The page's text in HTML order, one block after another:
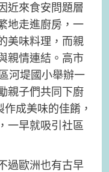
近來食安問題層
地走進廚房，一
美味料理，而親
親情連結。高市
河堤國小舉辦一
親子們共同下廚
成美味的佳餚，
一早就吸引社區
過歐洲也有古早